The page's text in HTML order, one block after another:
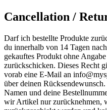
Cancellation /
Darf ich bestellte Produkte
du innerhalb von 14 Tagen
gekauftes Produkt ohne
zurückschicken. Dieses Recht
vorab eine E-Mail an
über deinen
Namen und deine
wir Artikel nur zurücknehmen,